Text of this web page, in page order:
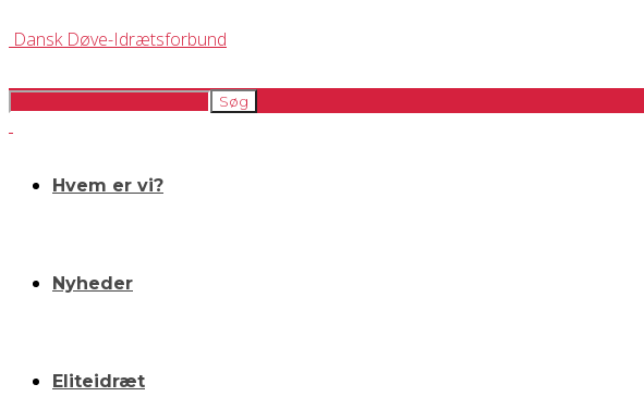
Dansk Døve-Idrætsforbund
Hvem er vi?
Nyheder
Eliteidræt